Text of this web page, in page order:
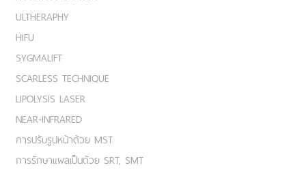
ULTHERAPHY
HIFU
SYGMALIFT
SCARLESS TECHNIQUE
LIPOLYSIS LASER
NEAR-INFRARED
การปรับรูปหน้าด้วย MST
การรักษาแผลเป็นด้วย SRT, SMT